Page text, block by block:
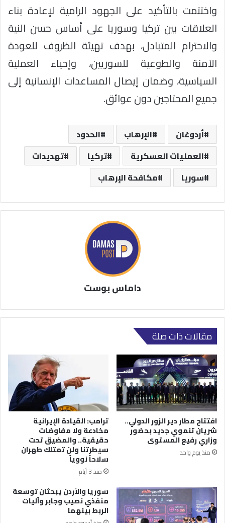
واختتمت بالتأكيد على الجهود الرامية لإعادة بناء
العلاقات بين تركيا وسوريا على أساس حسن النية
والاحترام المتبادل، بهدف تهيئة الظروف للعودة
الآمنة والطوعية للسوريين، وإحياء العملية
السياسية، وضمان إيصال المساعدات الإنسانية إلى
جميع المحتاجين دون عوائق.
أردوغان الإرهاب
الحدود
العمليات العسكرية
تركيا
تهديدات
سوريا
مكافحة الإرهاب
داماس بوست
مقالات ذات صلة
افتتاح مطار دير الزور الدولي..
شريان تنموي جديد بحضور
وزاري رفيع المستوى
منذ يوم واحد
ترامب: القيادة الإيرانية
مخادعة ولا مفاوضات
حقيقية.. والمضيق تحت
سيطرتنا ولن تمتلك طهران
سلاحاً نووياً
منذ 3 أيام
سوريا والأردن يبحثان توسعة
منفذي نصيب وجابر وآليات
الربط بينهما